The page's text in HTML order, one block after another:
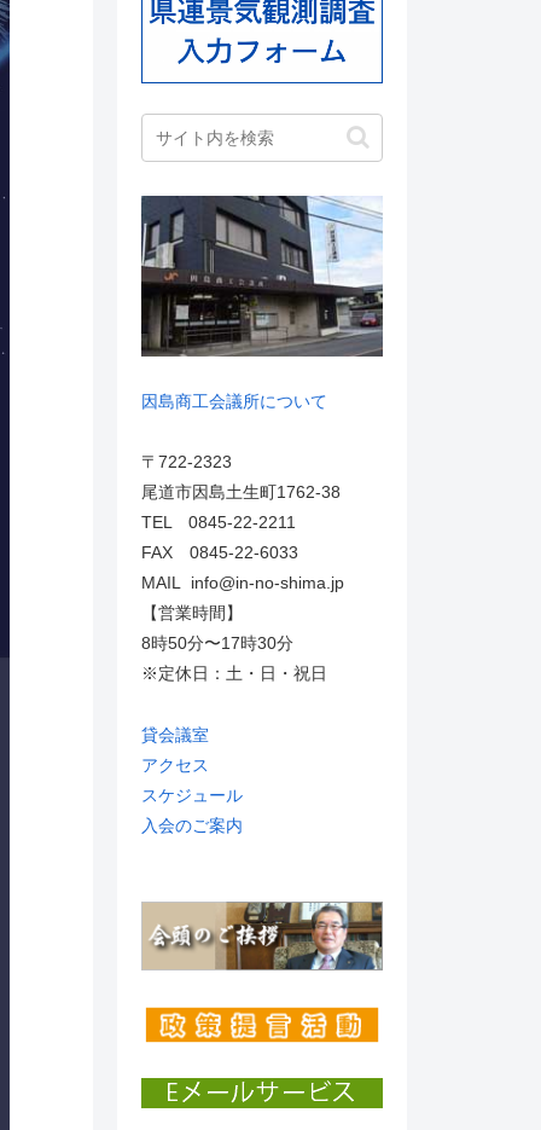
因島商工会議所について
〒722-2323
尾道市因島土生町1762-38
TEL 0845-22-2211
FAX 0845-22-6033
MAIL info@in-no-shima.jp
【営業時間】
8時50分〜17時30分
※定休日：土・日・祝日
貸会議室
アクセス
スケジュール
入会のご案内